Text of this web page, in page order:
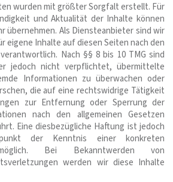
wurden mit größter Sorgfalt erstellt. Für
und Aktualität der Inhalte können
übernehmen. Als Diensteanbieter sind wir
eigene Inhalte auf diesen Seiten nach den
Nach §§ 8 bis 10 TMG sind
jedoch nicht verpflichtet, übermittelte
Informationen zu überwachen oder
die auf eine rechtswidrige Tätigkeit
zur Entfernung oder Sperrung der
nach den allgemeinen Gesetzen
Eine diesbezügliche Haftung ist jedoch
der Kenntnis einer konkreten
Bei Bekanntwerden von
werden wir diese Inhalte